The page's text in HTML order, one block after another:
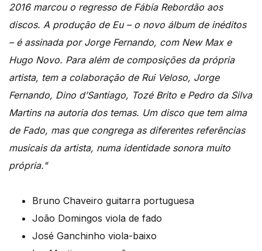
2016 marcou o regresso de Fábia Rebordão aos
discos. A produção de Eu – o novo álbum de inéditos
– é assinada por Jorge Fernando, com New Max e
Hugo Novo. Para além de composições da própria
artista, tem a colaboração de Rui Veloso, Jorge
Fernando, Dino d’Santiago, Tozé Brito e Pedro da Silva
Martins na autoria dos temas. Um disco que tem alma
de Fado, mas que congrega as diferentes referências
musicais da artista, numa identidade sonora muito
própria."
Bruno Chaveiro guitarra portuguesa
João Domingos viola de fado
José Ganchinho viola-baixo